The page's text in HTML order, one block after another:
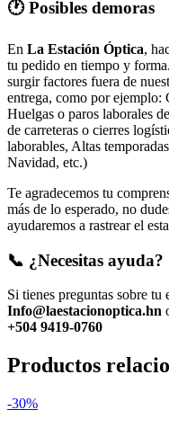
🕐 Posibles demoras
En La Estación Óptica,
tu pedido en tiempo y
surgir factores fuera de
entrega, como por ejemplo:
Huelgas o paros laborales
de carreteras o cierres
laborables, Altas
Navidad, etc.)
Te agradecemos tu
más de lo esperado, no
ayudaremos a rastrear el
📞 ¿Necesitas ayuda?
Si tienes preguntas sobre tu
Info@laestacionoptica.hn
+504 9419-0760
Productos
-30%